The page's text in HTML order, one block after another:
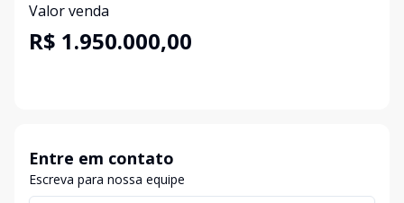
Valor venda
R$ 1.950.000,00
Entre em contato
Escreva para nossa equipe